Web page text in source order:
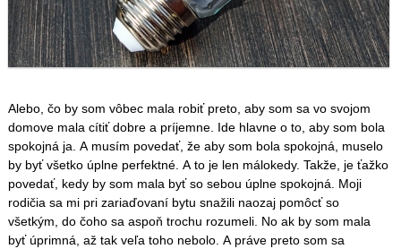
Alebo, čo by som vôbec mala robiť preto, aby som sa vo svojom
domove mala cítiť dobre a príjemne. Ide hlavne o to, aby som bola
spokojná ja. A musím povedať, že aby som bola spokojná, muselo
by byť všetko úplne perfektné. A to je len málokedy. Takže, je ťažko
povedať, kedy by som mala byť so sebou úplne spokojná. Moji
rodičia sa mi pri zariaďovaní bytu snažili naozaj pomôcť so
všetkým, do čoho sa aspoň trochu rozumeli. No ak by som mala
byť úprimná, až tak veľa toho nebolo. A práve preto som sa